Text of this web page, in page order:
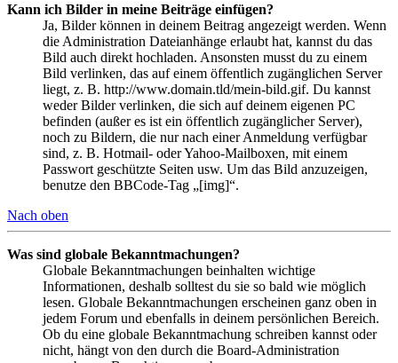
Kann ich Bilder in meine Beiträge einfügen?
Ja, Bilder können in deinem Beitrag angezeigt werden. Wenn
die Administration Dateianhänge erlaubt hat, kannst du das
Bild auch direkt hochladen. Ansonsten musst du zu einem
Bild verlinken, das auf einem öffentlich zugänglichen Server
liegt, z. B. http://www.domain.tld/mein-bild.gif. Du kannst
weder Bilder verlinken, die sich auf deinem eigenen PC
befinden (außer es ist ein öffentlich zugänglicher Server),
noch zu Bildern, die nur nach einer Anmeldung verfügbar
sind, z. B. Hotmail- oder Yahoo-Mailboxen, mit einem
Passwort geschützte Seiten usw. Um das Bild anzuzeigen,
benutze den BBCode-Tag „[img]“.
Nach oben
Was sind globale Bekanntmachungen?
Globale Bekanntmachungen beinhalten wichtige
Informationen, deshalb solltest du sie so bald wie möglich
lesen. Globale Bekanntmachungen erscheinen ganz oben in
jedem Forum und ebenfalls in deinem persönlichen Bereich.
Ob du eine globale Bekanntmachung schreiben kannst oder
nicht, hängt von den durch die Board-Administration